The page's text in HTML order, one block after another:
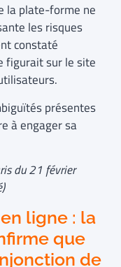
la plate-forme ne
les risques
constaté
figurait sur le site
présentes
à engager sa
du 21 février
ligne : la
que
de